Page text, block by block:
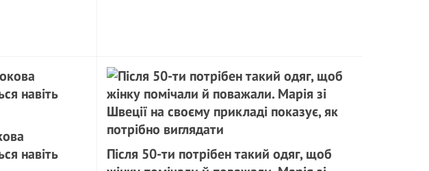
навіть
Після 50-ти потрібен такий одяг, щоб